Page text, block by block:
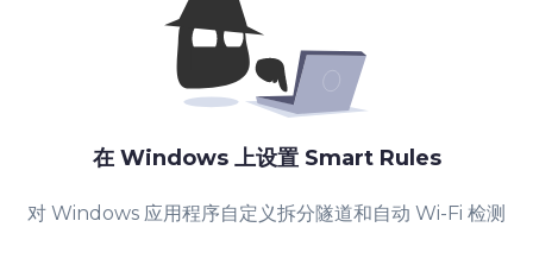
在 Windows 上设置 Smart Rules
对 Windows 应用程序自定义拆分隧道和自动 Wi-Fi 检测